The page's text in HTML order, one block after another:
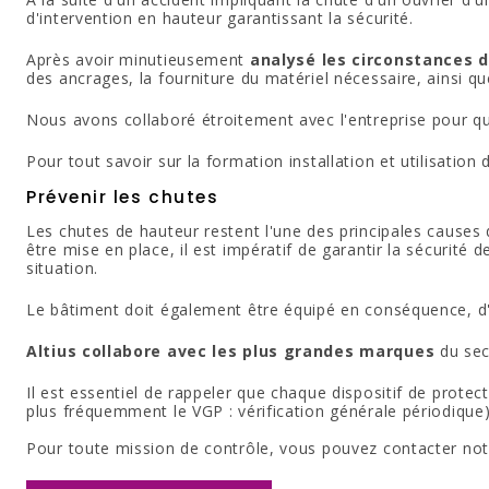
d'intervention en hauteur garantissant la sécurité.
Après avoir minutieusement analysé les circonstances
des ancrages, la fourniture du matériel nécessaire, ainsi
Nous avons collaboré étroitement avec l'entreprise pour
Pour tout savoir sur la formation installation et utilisation
Prévenir les chutes
Les chutes de hauteur restent l'une des principales
être mise en place, il est impératif de garantir la sécurité
situation.
Le bâtiment doit également être équipé en conséquence,
Altius collabore avec les plus grandes marques du
Il est essentiel de rappeler que chaque dispositif de
plus fréquemment le VGP : vérification générale
Pour toute mission de contrôle, vous pouvez contacter